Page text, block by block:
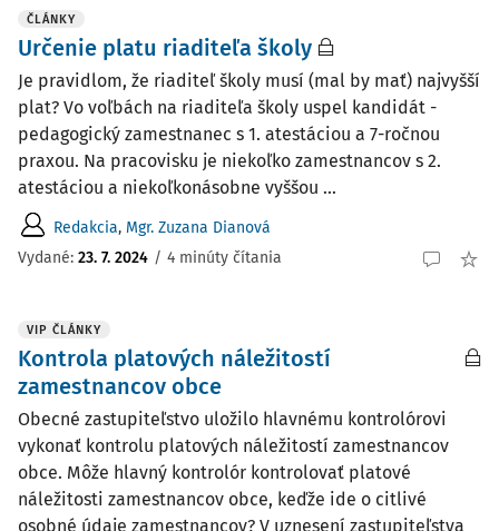
ČLÁNKY
Určenie platu riaditeľa školy
Je pravidlom, že riaditeľ školy musí (mal by mať) najvyšší
plat? Vo voľbách na riaditeľa školy uspel kandidát -
pedagogický zamestnanec s 1. atestáciou a 7-ročnou
praxou. Na pracovisku je niekoľko zamestnancov s 2.
atestáciou a niekoľkonásobne vyššou ...
Redakcia, Mgr. Zuzana Dianová
Vydané: 23. 7. 2024 / 4 minúty čítania
VIP ČLÁNKY
Kontrola platových náležitostí
zamestnancov obce
Obecné zastupiteľstvo uložilo hlavnému kontrolórovi
vykonať kontrolu platových náležitostí zamestnancov
obce. Môže hlavný kontrolór kontrolovať platové
náležitosti zamestnancov obce, keďže ide o citlivé
osobné údaje zamestnancov? V uznesení zastupiteľstva